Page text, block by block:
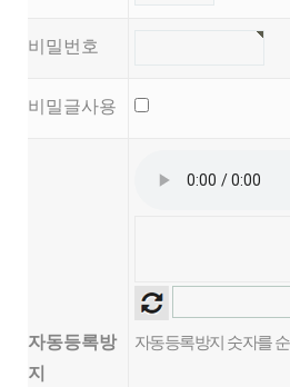
비밀번호
비밀글사용
자동등록방
지
자동등록방지 숫자를